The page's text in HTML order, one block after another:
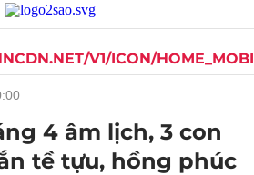
4 âm lịch, 3 con
tề tựu, hồng phúc